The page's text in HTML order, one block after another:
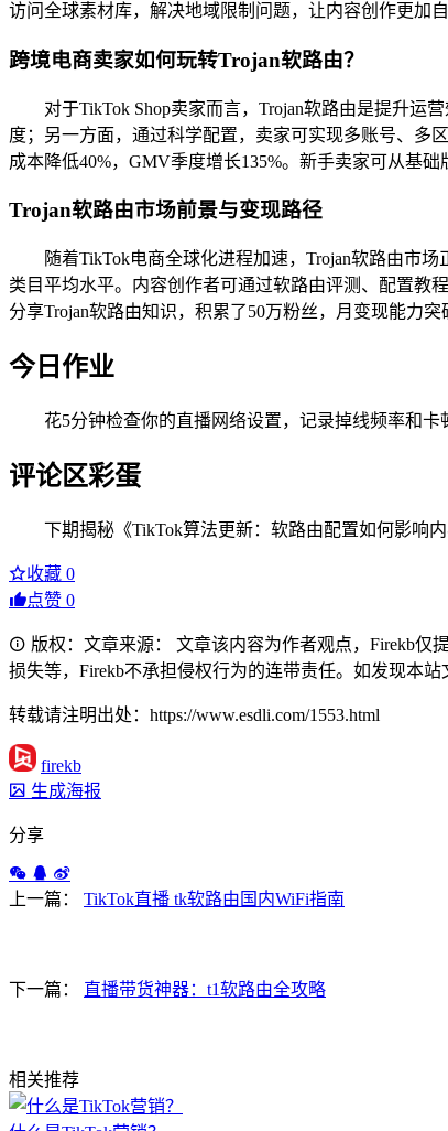
访问全球素材库，解决地域限制问题，让内容创作更加自
跨境电商卖家如何玩转Trojan软路由？
对于TikTok Shop卖家而言，Trojan软路由是提升
度；另一方面，通过科学配置，卖家可实现多账号、多
成本降低40%，GMV季度增长135%。新手卖家可从基
Trojan软路由市场前景与变现路径
随着TikTok电商全球化进程加速，Trojan软路由市
类目平均水平。内容创作者可通过软路由评测、配置教
分享Trojan软路由知识，积累了50万粉丝，月变现能力
今日作业
花5分钟检查你的直播网络设置，记录掉线频率和
评论区彩蛋
下期揭秘《TikTok算法更新：软路由配置如何影响
收藏 0
点赞 0
版权：文章来源： 文章该内容为作者观点，Firekb仅
损失等，Firekb不承担侵权行为的连带责任。如发现本站
转载请注明出处：https://www.esdli.com/1553.html
firekb
生成海报
分享
上一篇： TikTok直播 tk软路由国内WiFi指南
下一篇： 直播带货神器：t1软路由全攻略
相关推荐